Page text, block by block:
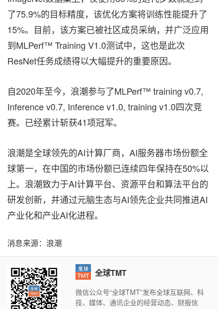
了75.9%的目标精度，该优化方案将训练性能提升了
15%。目前，该方案已被社区成员采纳，并广泛应用
到MLPerf™ Training V1.0测试中，这也是此次
ResNet任务成绩得以大幅提升的重要原因。
自2020年至今，浪潮参与了MLPerf™ training v0.7,
Inference v0.7, Inference v1.0, training v1.0四次竞
赛。已经累计斩获41项冠军。
浪潮是全球领先的AI计算厂商，AI服务器市场份额全
球第一，在中国的市场份额已连续四年保持在50%以
上。浪潮致力于AI计算平台、资源平台和算法平台的
研发创新，并通过元脑生态与AI领先企业共同推进AI
产业化和产业AI化进程。
消息来源：浪潮
全球TMT
微信公众号“全球TMT”发布全球互联网、科
技、媒体、通讯企业的经营动态、财报信